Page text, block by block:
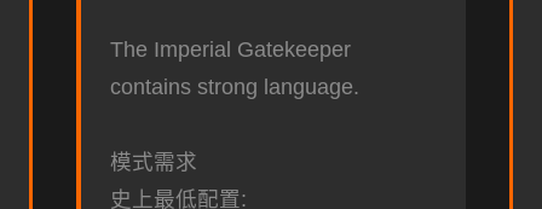
The Imperial Gatekeeper
contains strong language.
模式需求
史上最低配置: